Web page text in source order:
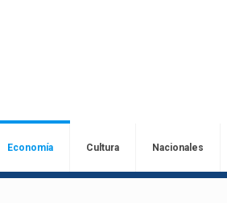
Economía Cultura Nacionales